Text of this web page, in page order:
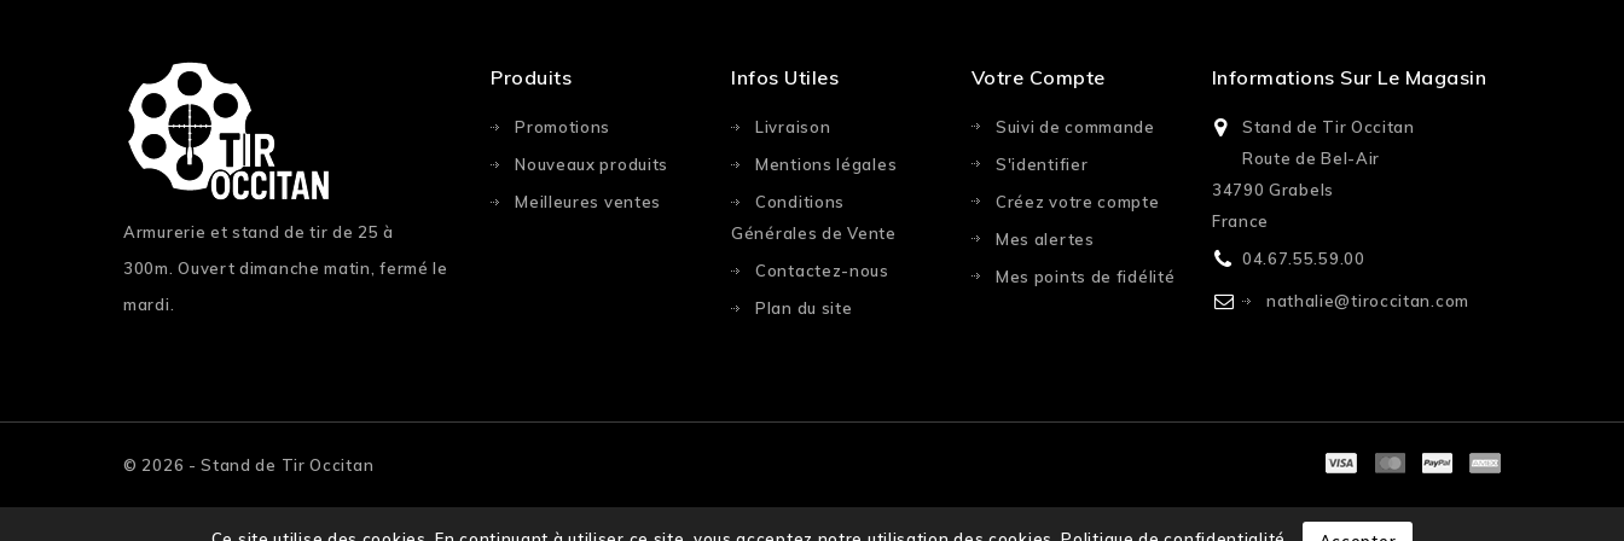
Armurerie et stand de tir de 25 à
300m. Ouvert dimanche matin, fermé le
mardi.
Produits
Promotions
Nouveaux produits
Meilleures ventes
Infos Utiles
Livraison
Mentions légales
Conditions
Générales de Vente
Contactez-nous
Plan du site
Votre Compte
Suivi de commande
S'identifier
Créez votre compte
Mes alertes
Mes points de fidélité
Informations Sur Le Magasin
Stand de Tir Occitan
Route de Bel-Air
34790 Grabels
France
04.67.55.59.00
nathalie@tiroccitan.com
© 2026 - Stand de Tir Occitan